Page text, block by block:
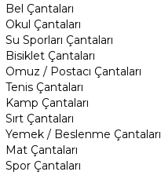
Bel Çantaları
Okul Çantaları
Su Sporları Çantaları
Bisiklet Çantaları
Omuz / Postacı Çantaları
Tenis Çantaları
Kamp Çantaları
Sırt Çantaları
Yemek / Beslenme Çantaları
Mat Çantaları
Spor Çantaları